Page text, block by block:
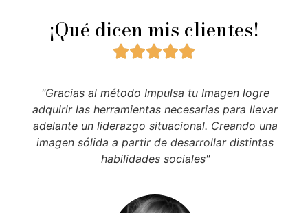
¡Qué dicen mis clientes!

"Gracias al método Impulsa tu Imagen logre
adquirir las herramientas necesarias para llevar
adelante un liderazgo situacional. Creando una
imagen sólida a partir de desarrollar distintas
habilidades sociales"